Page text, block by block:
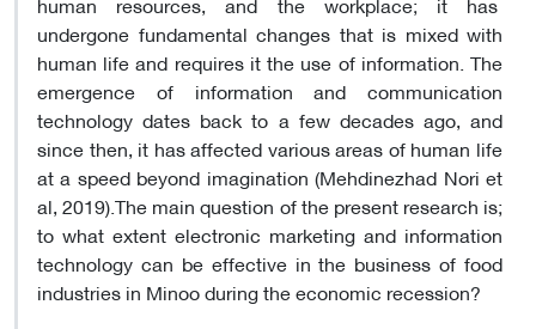
undergone fundamental changes that is mixed with
human life and requires it the use of information. The
emergence of information and communication
technology dates back to a few decades ago, and
since then, it has affected various areas of human life
at a speed beyond imagination (Mehdinezhad Nori et
al, 2019).The main question of the present research is;
to what extent electronic marketing and information
technology can be effective in the business of food
industries in Minoo during the economic recession?